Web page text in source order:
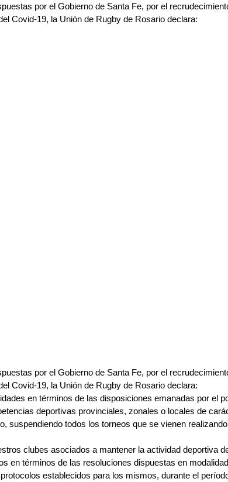
por el Gobierno de Santa Fe, por el
Covid-19, la Unión de Rugby de Rosario declara:
por el Gobierno de Santa Fe, por el
Covid-19, la Unión de Rugby de Rosario declara:
en términos de las disposiciones emanadas por el
deportivas provinciales, zonales o locales de
suspendiendo todos los torneos que se vienen
clubes asociados a mantener la actividad deportiva
en términos de las resoluciones dispuestas en
establecidos para los mismos, durante el